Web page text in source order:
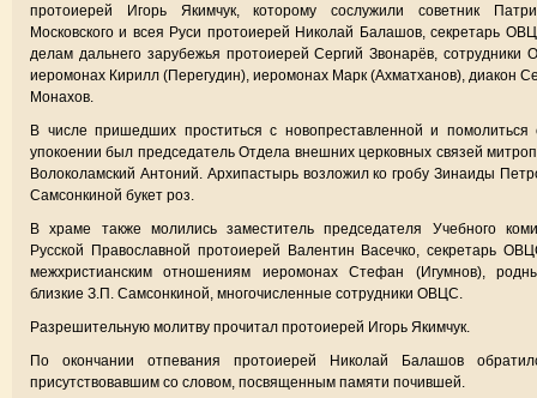
протоиерей Игорь Якимчук, которому сослужили советник
Московского и всея Руси протоиерей Николай Балашов, секретарь
делам дальнего зарубежья протоиерей Сергий Звонарёв, сотрудники
иеромонах Кирилл (Перегудин), иеромонах Марк (Ахматханов), диакон
Монахов.
В числе пришедших проститься с новопреставленной и
упокоении был председатель Отдела внешних церковных связей
Волоколамский Антоний. Архипастырь возложил ко гробу Зинаиды
Самсонкиной букет роз.
В храме также молились заместитель председателя Учебного
Русской Православной протоиерей Валентин Васечко, секретарь
межхристианским отношениям иеромонах Стефан (Игумнов),
близкие З.П. Самсонкиной, многочисленные сотрудники ОВЦС.
Разрешительную молитву прочитал протоиерей Игорь Якимчук.
По окончании отпевания протоиерей Николай Балашов
присутствовавшим со словом, посвященным памяти почившей.